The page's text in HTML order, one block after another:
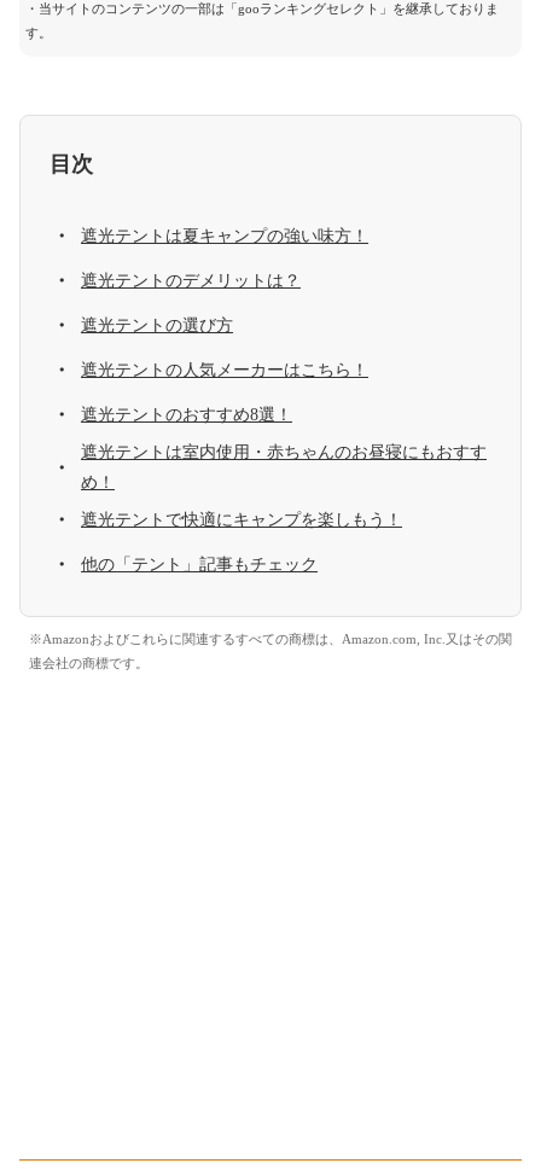
・当サイトのコンテンツの一部は「gooランキングセレクト」を継承しておりま
す。
目次
遮光テントは夏キャンプの強い味方！
遮光テントのデメリットは？
遮光テントの選び方
遮光テントの人気メーカーはこちら！
遮光テントのおすすめ8選！
遮光テントは室内使用・赤ちゃんのお昼寝にもおすす
め！
遮光テントで快適にキャンプを楽しもう！
他の「テント」記事もチェック
※Amazonおよびこれらに関連するすべての商標は、Amazon.com, Inc.又はその関
連会社の商標です。